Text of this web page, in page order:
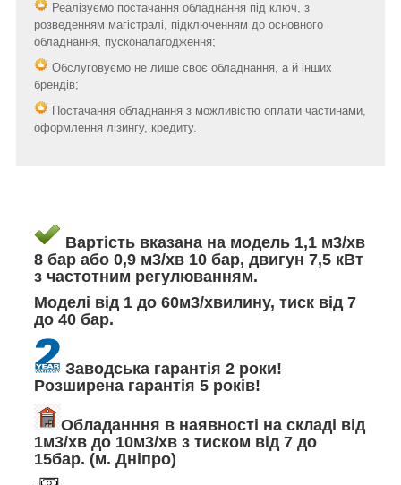
Реалізуємо постачання обладнання під ключ, з
розведенням магістралі, підключенням до основного
обладнання, пусконалагодження;
Обслуговуємо не лише своє обладнання, а й інших
брендів;
Постачання обладнання з можливістю оплати частинами,
оформлення лізингу, кредиту.
Вартість вказана на модель 1,1 м3/хв
8 бар або 0,9 м3/хв 10 бар, двигун 7,5 кВт
з частотним регулюванням.
Моделі від 1 до 60м3/хвилину, тиск від 7
до 40 бар.
Заводська гарантія 2 роки!
Розширена гарантія 5 років!
Обладанння в наявності на складі від
1м3/хв до 10м3/хв з тиском від 7 до
15бар. (м. Дніпро)